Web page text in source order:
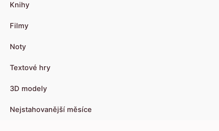
Knihy
Filmy
Noty
Textové hry
3D modely
Nejstahovanější měsíce